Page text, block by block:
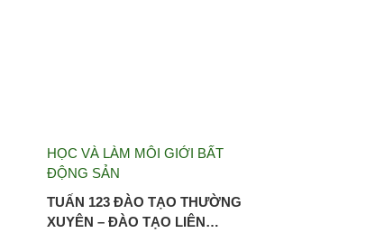
HỌC VÀ LÀM MÔI GIỚI BẤT
ĐỘNG SẢN
TUẤN 123 ĐÀO TẠO THƯỜNG
XUYÊN – ĐÀO TẠO LIÊN…